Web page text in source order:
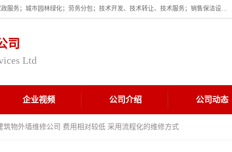
企业的经营范围为:保洁服务；建筑物外墙清洁服务；物业管理；家政服务；城市园林绿化；劳务分包；技术开发、技术转让、技术服务；销售保洁设备、卫生用品、化工产品（不含危险化学品及一类易制毒化学品）、日用品、办公设备、建筑材料、装饰材料；图文设计；清洁服务（不含餐具消毒）；中央空调维修；工程设计；施工总承包；专业承包。
司
Ltd
企业视频 公司介绍 公司动态
筑物外墙维修公司 费用相对较低 采用流程化的维修方式